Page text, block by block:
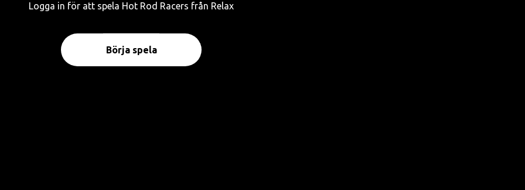
Logga in för att spela Hot Rod Racers från Relax
Börja spela